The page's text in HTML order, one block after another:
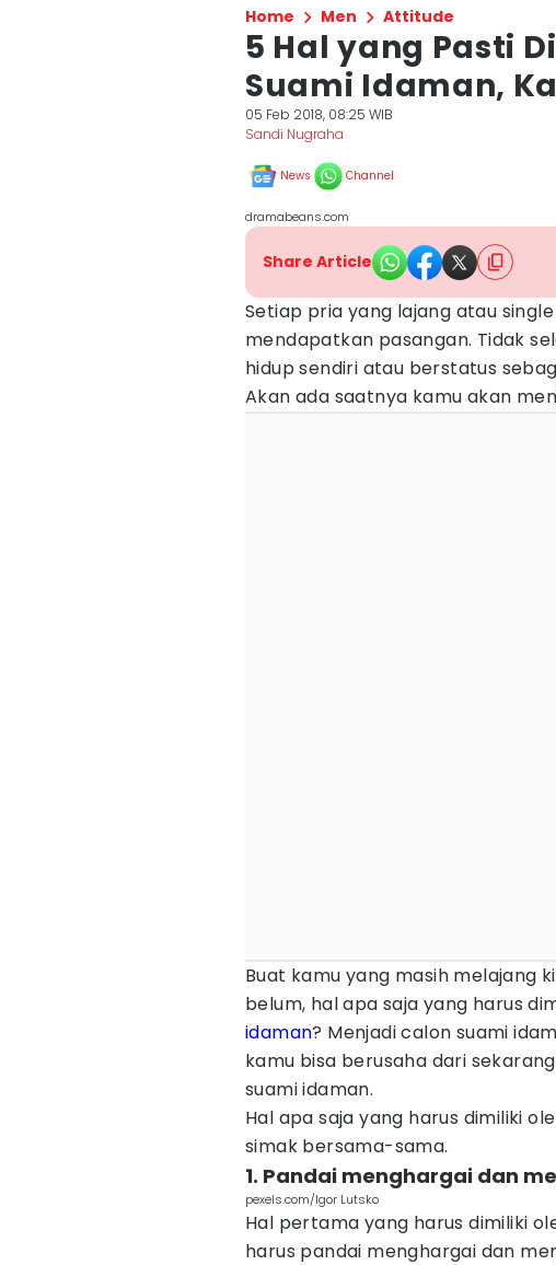
Home Men Attitude
5 Hal yang Pasti
Suami Idaman,
05 Feb 2018, 08:25 WIB
Sandi Nugraha
News Channel
dramabeans.com
Share Article
Setiap pria yang lajang atau
mendapatkan pasangan. Tidak
hidup sendiri atau berstatus
Akan ada saatnya kamu akan
Buat kamu yang masih melajang
belum, hal apa saja yang harus
idaman? Menjadi calon suami
kamu bisa berusaha dari
suami idaman.
Hal apa saja yang harus dimiliki
simak bersama-sama.
1. Pandai menghargai dan
pexels.com/Igor Lutsko
Hal pertama yang harus dimiliki
harus pandai menghargai dan